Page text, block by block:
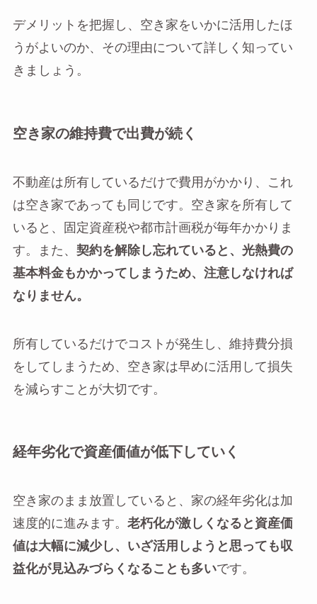
デメリットを把握し、空き家をいかに活用したほ
うがよいのか、その理由について詳しく知ってい
きましょう。
空き家の維持費で出費が続く
不動産は所有しているだけで費用がかかり、これ
は空き家であっても同じです。空き家を所有して
いると、固定資産税や都市計画税が毎年かかりま
す。また、 契約を解除し忘れていると、光熱費の
基本料金もかかってしまうため、注意しなければ
なりません。
所有しているだけでコストが発生し、維持費分損
をしてしまうため、空き家は早めに活用して損失
を減らすことが大切です。
経年劣化で資産価値が低下していく
空き家のまま放置していると、家の経年劣化は加
速度的に進みます。 老朽化が激しくなると資産価
値は大幅に減少し、いざ活用しようと思っても収
益化が見込みづらくなることも多いです。